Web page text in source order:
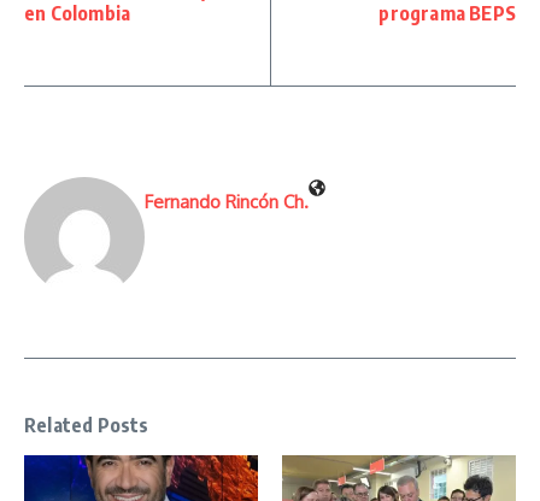
en Colombia
programa BEPS
Fernando Rincón Ch.
Related Posts